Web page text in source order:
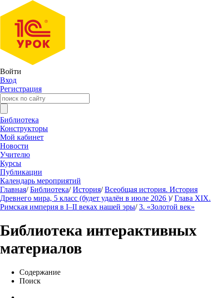
Войти
Вход
Регистрация
Библиотека
Конструкторы
Мой кабинет
Новости
Учителю
Курсы
Публикации
Календарь мероприятий
Главная/ Библиотека/ История/ Всеобщая история. История
Древнего мира, 5 класс (будет удалён в июле 2026 )/ Глава XIX.
Римская империя в I–II веках нашей эры/ 3. «Золотой век»
Библиотека интерактивных
материалов
Содержание
Поиск